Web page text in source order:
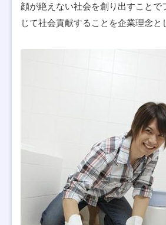
顔が絶えない社会を創り出すことで
じて社会貢献することを企業理念と